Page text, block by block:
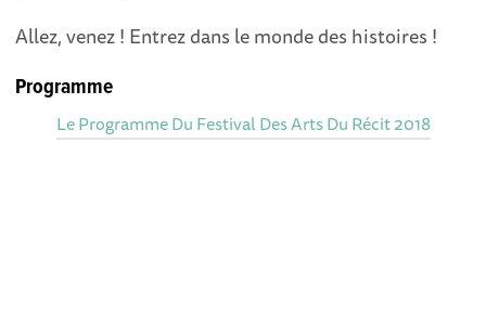
Allez, venez ! Entrez dans le monde des histoires !
Programme
Le Programme Du Festival Des Arts Du Récit 2018